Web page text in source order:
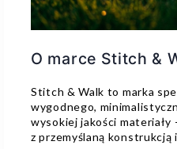
O marce Stitch &
Stitch & Walk to marka
wygodnego,
wysokiej jakości
z przemyślaną